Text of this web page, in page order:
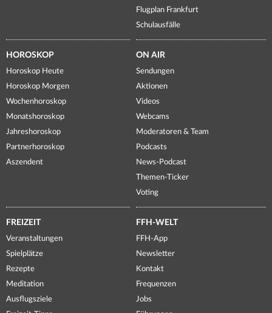
Flugplan Frankfurt
Schulausfälle
HOROSKOP
Horoskop Heute
Horoskop Morgen
Wochenhoroskop
Monatshoroskop
Jahreshoroskop
Partnerhoroskop
Aszendent
ON AIR
Sendungen
Aktionen
Videos
Webcams
Moderatoren & Team
Podcasts
News-Podcast
Themen-Ticker
Voting
FREIZEIT
Veranstaltungen
Spielplätze
Rezepte
Meditation
Ausflugsziele
FFH-WELT
FFH-App
Newsletter
Kontakt
Frequenzen
Jobs